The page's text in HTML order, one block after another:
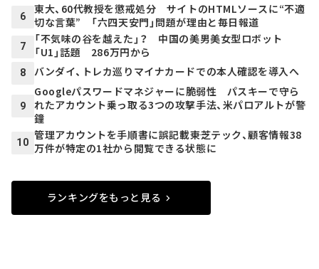
6
東大、60代教授を懲戒処分 サイトのHTMLソースに“不適
切な言葉” 「六四天安門」問題が理由と毎日報道
7
「不気味の谷を越えた」？ 中国の美男美女型ロボット
「U1」話題 286万円から
8 バンダイ、トレカ巡りマイナカードでの本人確認を導入へ
9
Googleパスワードマネジャーに脆弱性 パスキーで守ら
れたアカウント乗っ取る3つの攻撃手法、米パロアルトが警
鐘
10
管理アカウントを手順書に誤記載――東芝テック、顧客情報38
万件が特定の1社から閲覧できる状態に
ランキングをもっと見る